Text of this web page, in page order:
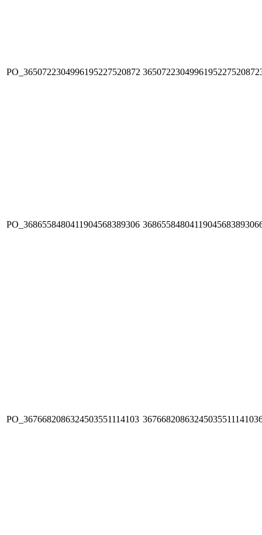
PO_3650722304996195227520872
PO_3686558480411904568389306
PO_3676682086324503551114103